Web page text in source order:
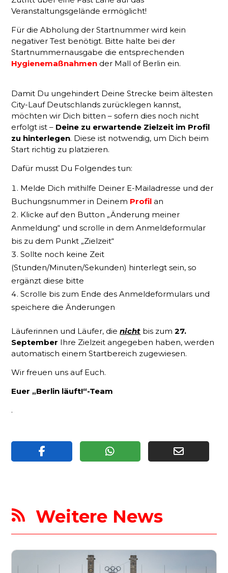
Veranstaltungsgelände ermöglicht!
Für die Abholung der Startnummer wird kein
negativer Test benötigt. Bitte halte bei der
Startnummernausgabe die entsprechenden
Hygienemaßnahmen der Mall of Berlin ein.
Damit Du ungehindert Deine Strecke beim ältesten
City-Lauf Deutschlands zurücklegen kannst,
möchten wir Dich bitten – sofern dies noch nicht
erfolgt ist – Deine zu erwartende Zielzeit im Profil
zu hinterlegen. Diese ist notwendig, um Dich beim
Start richtig zu platzieren.
Dafür musst Du Folgendes tun:
Melde Dich mithilfe Deiner E-Mailadresse und der
Buchungsnummer in Deinem Profilan
Klicke auf den Button „Änderung meiner
Anmeldung“ und scrolle in dem Anmeldeformular
bis zu dem Punkt „Zielzeit“
Sollte noch keine Zeit
(Stunden/Minuten/Sekunden) hinterlegt sein, so
ergänzt diese bitte
Scrolle bis zum Ende des Anmeldeformulars und
speichere die Änderungen
Läuferinnen und Läufer, dienicht bis zum27.
September Ihre Zielzeit angegeben haben, werden
automatisch einem Startbereich zugewiesen.
Wir freuen uns auf Euch.
Euer „Berlin läuft!“-Team
.
 Weitere News